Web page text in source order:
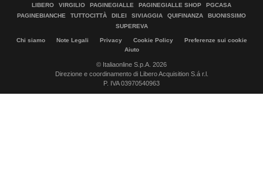
LIBERO VIRGILIO PAGINEGIALLE PAGINEGIALLE SHOP
PGCASA
PAGINEBIANCHE
TUTTOCITTÀ DILEI SIVIAGGIA QUIFINANZA
BUONISSIMO
SUPEREVA
Chi siamo Note Legali Privacy Cookie Policy
Preferenze sui cookie
Aiuto
© Italiaonline S.p.A. 2026
Direzione e coordinamento di Libero Acquisition S.á r.l.
P. IVA 03970540963